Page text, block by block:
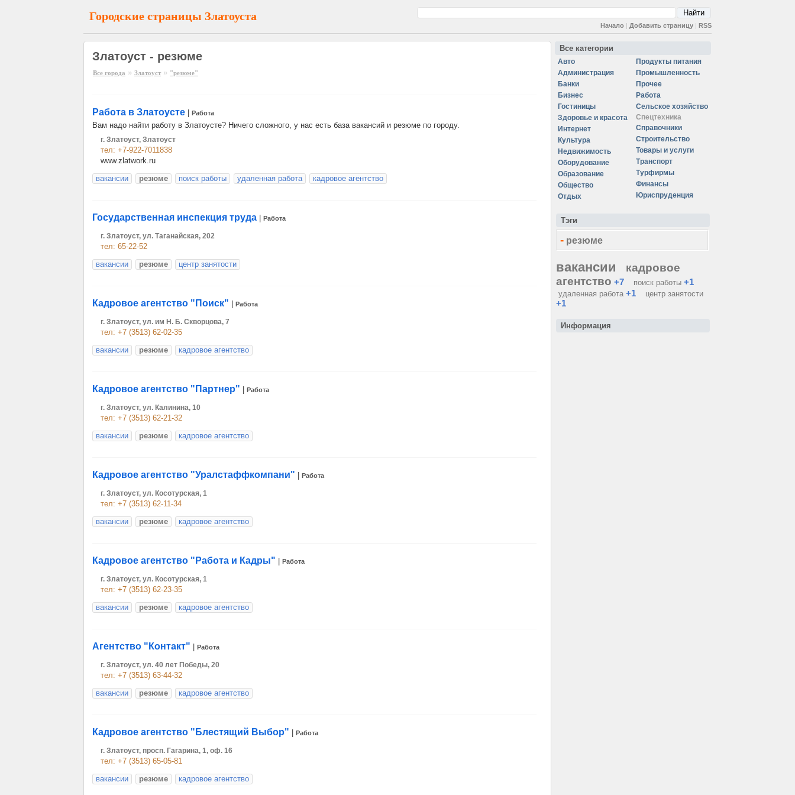
Городские страницы Златоуста
Начало | Добавить страницу | RSS
Златоуст - резюме
Все города » Златоуст » "резюме"
Работа в Златоусте Работа
Вам надо найти работу в Златоусте? Ничего сложного, у нас есть база вакансий и резюме по городу.
г. Златоуст, Златоуст
тел: +7-922-7011838
www.zlatwork.ru
вакансии
резюме поиск работы удаленная работа кадровое агентство
Государственная инспекция труда Работа
г. Златоуст, ул. Таганайская, 202
тел: 65-22-52
вакансии
резюме центр занятости
Кадровое агентство "Поиск" Работа
г. Златоуст, ул. им Н. Б. Скворцова, 7
тел: +7 (3513) 62-02-35
вакансии
резюме кадровое агентство
Кадровое агентство "Партнер" Работа
г. Златоуст, ул. Калинина, 10
тел: +7 (3513) 62-21-32
вакансии
резюме кадровое агентство
Кадровое агентство "Уралстаффкомпани" Работа
г. Златоуст, ул. Косотурская, 1
тел: +7 (3513) 62-11-34
вакансии
резюме кадровое агентство
Кадровое агентство "Работа и Кадры" Работа
г. Златоуст, ул. Косотурская, 1
тел: +7 (3513) 62-23-35
вакансии
резюме кадровое агентство
Агентство "Контакт" Работа
г. Златоуст, ул. 40 лет Победы, 20
тел: +7 (3513) 63-44-32
вакансии
резюме кадровое агентство
Кадровое агентство "Блестящий Выбор" Работа
г. Златоуст, просп. Гагарина, 1, оф. 16
тел: +7 (3513) 65-05-81
вакансии
резюме кадровое агентство
Все категории
Авто
Администрация
Банки
Бизнес
Гостиницы
Здоровье и красота
Интернет
Культура
Недвижимость
Оборудование
Образование
Общество
Отдых
Продукты питания
Промышленность
Прочее
Работа
Сельское хозяйство
Спецтехника
Справочники
Строительство
Товары и услуги
Транспорт
Турфирмы
Финансы
Юриспруденция
Тэги
- резюме
вакансии
кадровое
агентство +7 поиск работы +1
удаленная работа +1 центр занятости
+1
Информация